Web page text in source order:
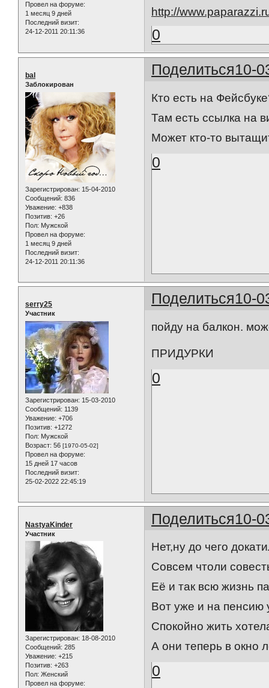
Провел на форуме:
1 месяц 9 дней
Последний визит:
24-12-2011 20:11:36
http://
0
Поделиться10-
bal
Заблокирован
Зарегистрирован: 15-04-2010
Сообщений: 836
Уважение: +838
Позитив: +26
Пол: Мужской
Провел на форуме:
1 месяц 9 дней
Последний визит:
24-12-2011 20:11:36
Кто есть на
Там есть ссылка на
Может кто-то
0
Поделиться10-
serry25
Участник
Зарегистрирован: 15-03-2010
Сообщений: 1139
Уважение: +706
Позитив: +1272
Пол: Мужской
Возраст: 56 [1970-05-02]
Провел на форуме:
15 дней 17 часов
Последний визит:
25-02-2022 22:45:19
пойду на балкон.
ПРИДУРКИ
0
Поделиться10-
NastyaKinder
Участник
Зарегистрирован: 18-08-2010
Сообщений: 285
Уважение: +215
Позитив: +263
Пол: Женский
Провел на форуме:
Нет,ну до чего
Совсем чтоли
Её и так всю жизнь
Вот уже и на пенсию
Спокойно жить
А они теперь в окно
0